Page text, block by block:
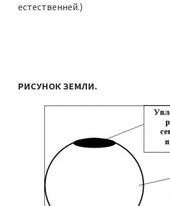
естественней.)
РИСУНОК ЗЕМЛИ.